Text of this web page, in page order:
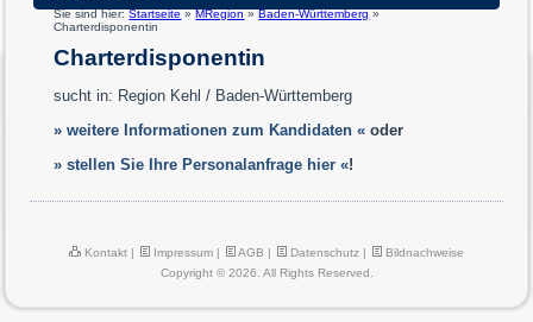
Sie sind hier:Startseite » MRegion » Baden-Württemberg »
Charterdisponentin
Charterdisponentin
sucht in: Region Kehl / Baden-Württemberg
» weitere Informationen zum Kandidaten « oder
» stellen Sie Ihre Personalanfrage hier «!
Kontakt Impressum AGB Datenschutz
Bildnachweise
Copyright © 2026. All Rights Reserved.